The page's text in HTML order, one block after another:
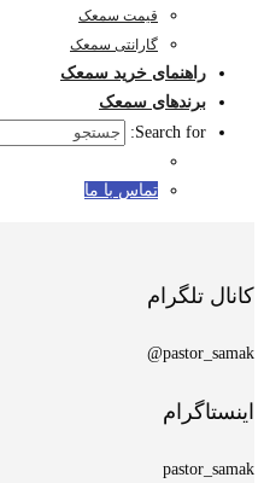
قیمت سمعک
گارانتی سمعک
راهنمای خرید سمعک
برندهای سمعک
Search for:
تماس با ما
کانال تلگرام
pastor_samak@
اینستاگرام
pastor_samak